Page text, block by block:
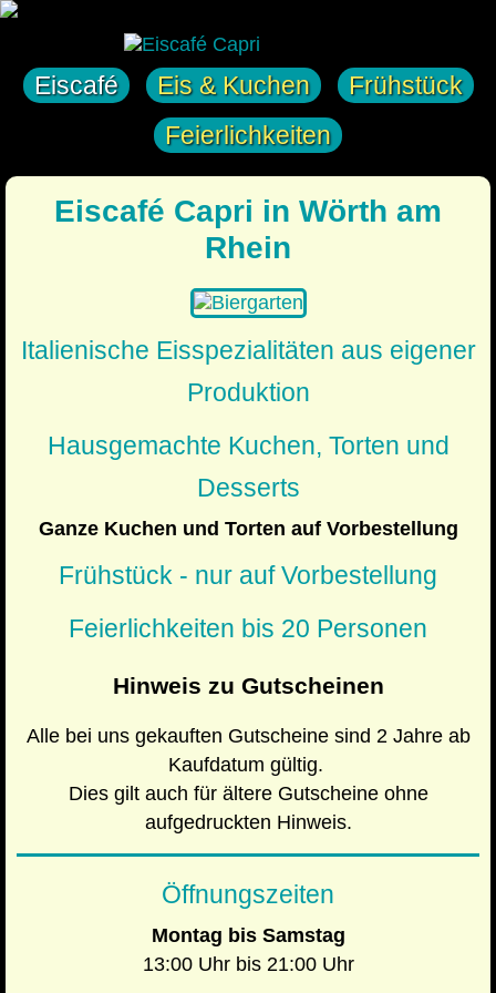
Eiscafé Eis & Kuchen
Frühstück
Feierlichkeiten
Eiscafé Capri in Wörth am
Rhein
Italienische Eisspezialitäten aus eigener
Produktion
Hausgemachte Kuchen, Torten und
Desserts
Ganze Kuchen und Torten auf Vorbestellung
Frühstück - nur auf Vorbestellung
Feierlichkeiten bis 20 Personen
Hinweis zu Gutscheinen
Alle bei uns gekauften Gutscheine sind 2 Jahre ab
Kaufdatum gültig.
Dies gilt auch für ältere Gutscheine ohne
aufgedruckten Hinweis.
Öffnungszeiten
Montag bis Samstag
13:00 Uhr bis 21:00 Uhr